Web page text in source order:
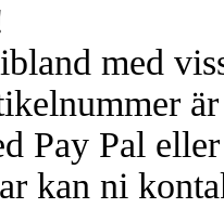
med
Pay Pal
kan ni